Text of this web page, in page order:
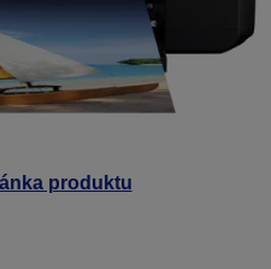
produktu